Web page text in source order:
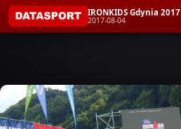
IRONKIDS Gdynia 2017
2017-08-04